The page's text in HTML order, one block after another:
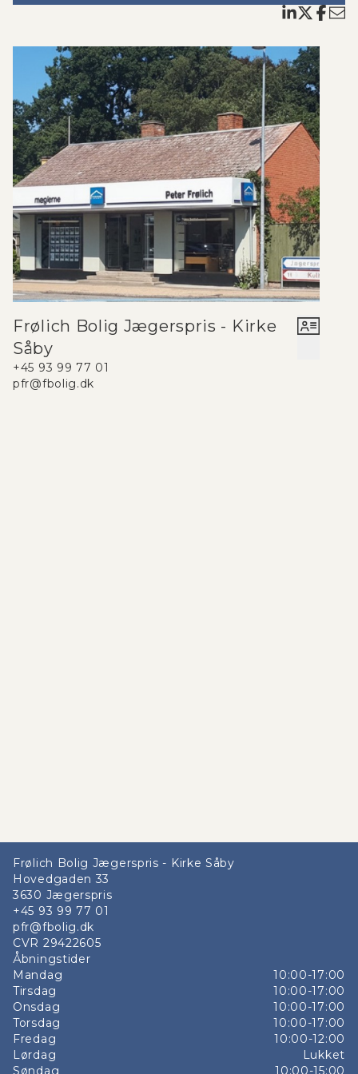
Frølich Bolig Jægerspris - Kirke
Såby
+45 93 99 77 01
pfr@fbolig.dk
Frølich Bolig Jægerspris - Kirke Såby
Hovedgaden 33
3630 Jægerspris
+45 93 99 77 01
pfr@fbolig.dk
CVR 29422605
Åbningstider
Mandag
10:00-17:00
Tirsdag
10:00-17:00
Onsdag
10:00-17:00
Torsdag
10:00-17:00
Fredag
10:00-12:00
Lørdag
Lukket
Søndag
10:00-15:00